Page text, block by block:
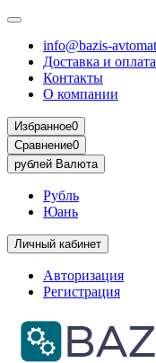
info@bazis-
Доставка и оплата
Контакты
О компании
Избранное0
Сравнение0
рублей Валюта
Рубль
Юань
Личный кабинет
Авторизация
Регистрация